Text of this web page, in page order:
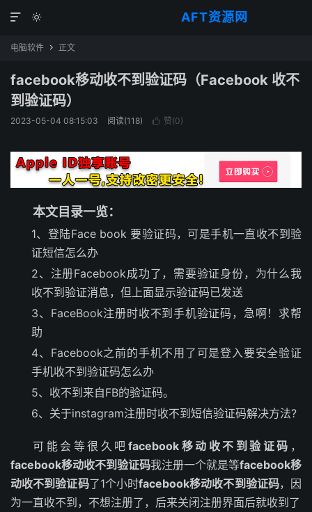
AFT资源网


电脑软件  正文
facebook移动收不到验证码（Facebook 收不
到验证码）
2023-05-04 08:15:03 阅读(118)  赞(0)
本文目录一览：
1、登陆Face book 要验证码，可是手机一直收不到验
证短信怎么办
2、注册Facebook成功了，需要验证身份，为什么我
收不到验证消息，但上面显示验证码已发送
3、FaceBook注册时收不到手机验证码，急啊！求帮
助
4、Facebook之前的手机不用了可是登入要安全验证
手机收不到验证码怎么办
5、收不到来自FB的验证码。
6、关于instagram注册时收不到短信验证码解决方法?
可能会等很久吧 facebook移动收不到验证码 ，
facebook移动收不到验证码我注册一个就是等facebook移
动收不到验证码了1个小时facebook移动收不到验证码，因
为一直收不到，不想注册了，后来关闭注册界面后就收到了